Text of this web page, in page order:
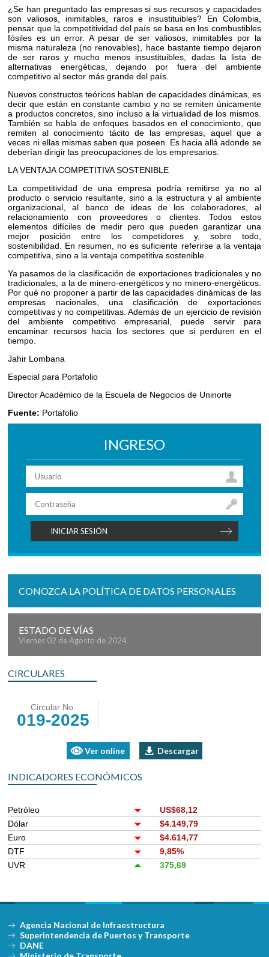
¿Se han preguntado las empresas si sus recursos y capacidades
son valiosos, inimitables, raros e insustituibles? En Colombia,
pensar que la competitividad del país se basa en los combustibles
fósiles es un error. A pesar de ser valiosos, inimitables por la
misma naturaleza (no renovables), hace bastante tiempo dejaron
de ser raros y mucho menos insustituibles, dadas la lista de
alternativas energéticas, dejando por fuera del ambiente
competitivo al sector más grande del país.
Nuevos constructos teóricos hablan de capacidades dinámicas, es
decir que están en constante cambio y no se remiten únicamente
a productos concretos, sino incluso a la virtualidad de los mismos.
También se habla de enfoques basados en el conocimiento, que
remiten al conocimiento tácito de las empresas, aquel que a
veces ni ellas mismas saben que poseen. Es hacia allá adonde se
deberían dirigir las preocupaciones de los empresarios.
LA VENTAJA COMPETITIVA SOSTENIBLE
La competitividad de una empresa podría remitirse ya no al
producto o servicio resultante, sino a la estructura y al ambiente
organizacional, al banco de ideas de los colaboradores, al
relacionamiento con proveedores o clientes. Todos estos
elementos difíciles de medir pero que pueden garantizar una
mejor posición entre los competidores y, sobre todo,
sostenibilidad. En resumen, no es suficiente referirse a la ventaja
competitiva, sino a la ventaja competitiva sostenible.
Ya pasamos de la clasificación de exportaciones tradicionales y no
tradicionales, a la de minero-energéticos y no minero-energéticos.
Por qué no proponer a partir de las capacidades dinámicas de las
empresas nacionales, una clasificación de exportaciones
competitivas y no competitivas. Además de un ejercicio de revisión
del ambiente competitivo empresarial, puede servir para
encaminar recursos hacia los sectores que si perduren en el
tiempo.
Jahir Lombana
Especial para Portafolio
Director Académico de la Escuela de Negocios de Uninorte
Fuente: Portafolio
INGRESO
CONOZCA LA POLÍTICA DE DATOS PERSONALES
ESTADO DE VÍAS
Viernes 02 de Agosto de 2024
CIRCULARES
Circular No.
019-2025
Ver online Descargar
INDICADORES ECONÓMICOS
Petróleo
US$68,12
Dólar
$4.149,79
Euro
$4.614,77
DTF
9,85%
UVR
375,69
Agencia Nacional de Infraestructura
Superintendencia de Puertos y Transporte
DANE